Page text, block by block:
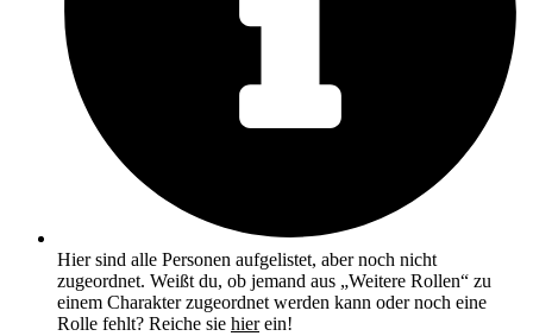
Hier sind alle Personen aufgelistet, aber noch nicht
zugeordnet. Weißt du, ob jemand aus „Weitere Rollen“ zu
einem Charakter zugeordnet werden kann oder noch eine
Rolle fehlt? Reiche sie hierein!